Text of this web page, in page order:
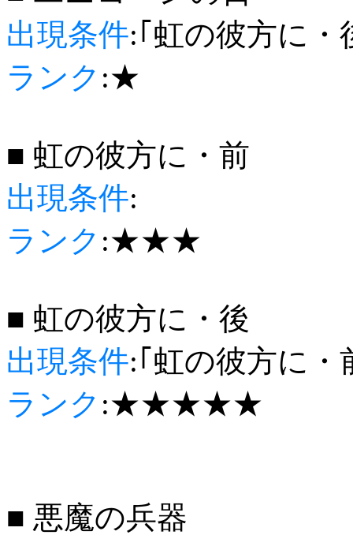
出現条件:｢虹の彼方に・
ランク :★
■ 虹の彼方に・前
出現条件:
ランク :★★★
■ 虹の彼方に・後
出現条件:｢虹の彼方に・
ランク :★★★★★
■ 悪魔の兵器